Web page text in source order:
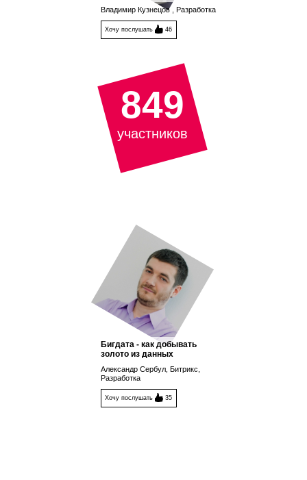
Владимир Кузнецов , Разработка
Хочу послушать 46
849
участников
Бигдата - как добывать
золото из данных
Александр Сербул, Битрикс,
Разработка
Хочу послушать 35